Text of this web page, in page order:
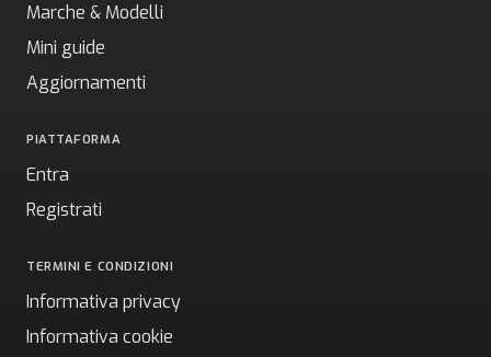
Marche & Modelli
Mini guide
Aggiornamenti
PIATTAFORMA
Entra
Registrati
TERMINI E CONDIZIONI
Informativa privacy
Informativa cookie